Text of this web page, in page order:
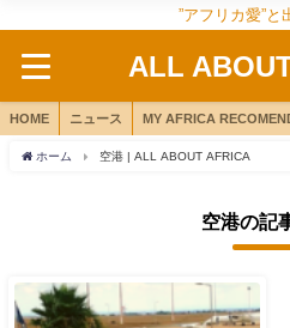
”アフリカ愛”と
ALL
HOME ニュース MY AFRICA
ホーム 空港 | ALL ABOUT AFRICA
空港の記